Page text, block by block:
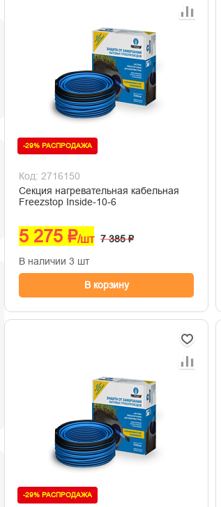
-29% РАСПРОДАЖА
Код: 2716150
Секция нагревательная кабельная
Freezstop Inside-10-6
5 275 ₽/шт 7 385 ₽
В наличии 3 шт
В корзину
-29% РАСПРОДАЖА